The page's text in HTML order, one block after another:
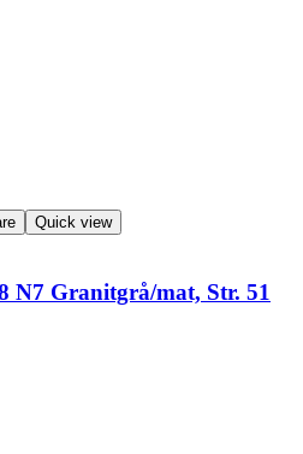
Quick view
N7 Granitgrå/mat, Str. 51